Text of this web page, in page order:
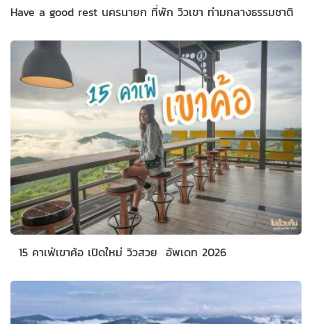
Have a good rest นครนายก ที่พัก วิวเขา ท่ามกลางธรรมชาติ
15 คาเฟ่เขาค้อ เปิดใหม่ วิวสวย อัพเดท 2026